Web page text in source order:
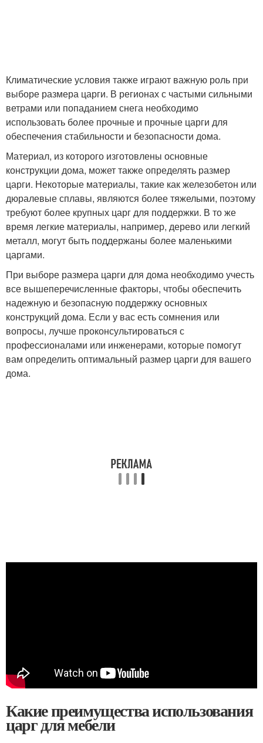
Климатические условия также играют важную роль при
выборе размера царги. В регионах с частыми сильными
ветрами или попаданием снега необходимо
использовать более прочные и прочные царги для
обеспечения стабильности и безопасности дома.
Материал, из которого изготовлены основные
конструкции дома, может также определять размер
царги. Некоторые материалы, такие как железобетон или
дюралевые сплавы, являются более тяжелыми, поэтому
требуют более крупных царг для поддержки. В то же
время легкие материалы, например, дерево или легкий
металл, могут быть поддержаны более маленькими
царгами.
При выборе размера царги для дома необходимо учесть
все вышеперечисленные факторы, чтобы обеспечить
надежную и безопасную поддержку основных
конструкций дома. Если у вас есть сомнения или
вопросы, лучше проконсультироваться с
профессионалами или инженерами, которые помогут
вам определить оптимальный размер царги для вашего
дома.
Какие преимущества использования
царг для мебели